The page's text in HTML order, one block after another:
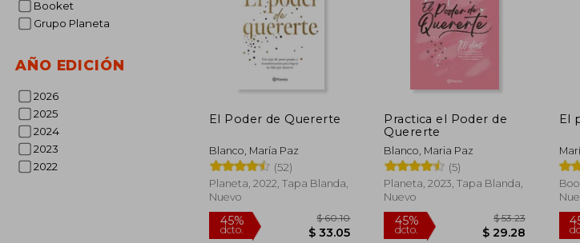
Booket
Grupo Planeta
AÑO EDICIÓN
2026
2025
2024
2023
2022
El Poder de Quererte
Blanco, María Paz
(52)
Planeta, 2022, Tapa Blanda,
Nuevo
Practica el Poder de
Quererte
Blanco, Maria Paz
(5)
Planeta, 2023, Tapa Blanda,
Nuevo
El